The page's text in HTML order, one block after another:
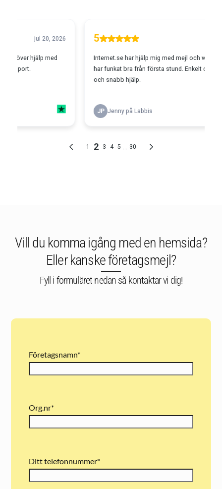
Vill du komma igång med en hemsida?
Eller kanske företagsmejl?
Fyll i formuläret nedan så kontaktar vi dig!
Företagsnamn*
Org.nr*
Ditt telefonnummer*